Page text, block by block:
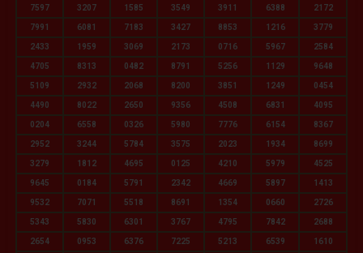
7597 3207 1585 3549 3911 6388 2172
7991 6081 7183 3427 8853 1216 3779
2433 1959 3069 2173 0716 5967 2584
4705 8313 0482 8791 5256 1129 9648
5109 2932 2068 8200 3851 1249 0454
4490 8022 2650 9356 4508 6831 4095
0204 6558 0326 5980 7776 6154 8367
2952 3244 5784 3575 2023 1934 8699
3279 1812 4695 0125 4210 5979 4525
9645 0184 5791 2342 4669 5897 1413
9532 7071 5518 8691 1354 0660 2726
5343 5830 6301 3767 4795 7842 2688
2654 0953 6376 7225 5213 6539 1610